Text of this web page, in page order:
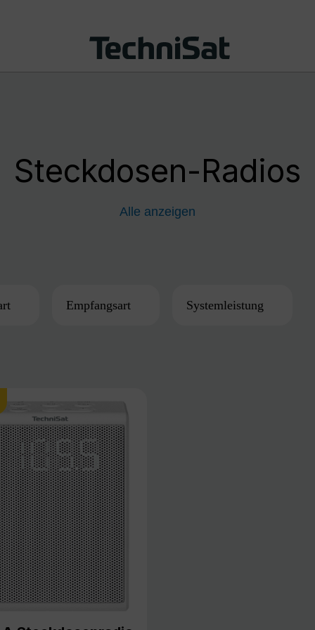
Steckdosen-Radios
Alle anzeigen
Empfangsart Systemleistung